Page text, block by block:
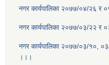
नगर कार्यपालिका २०७७/०४/२६ र
नगर कार्यपालिका २०७७/०३/२२ र
नगर कार्यपालिका २०७७/०३/१०,
।।।